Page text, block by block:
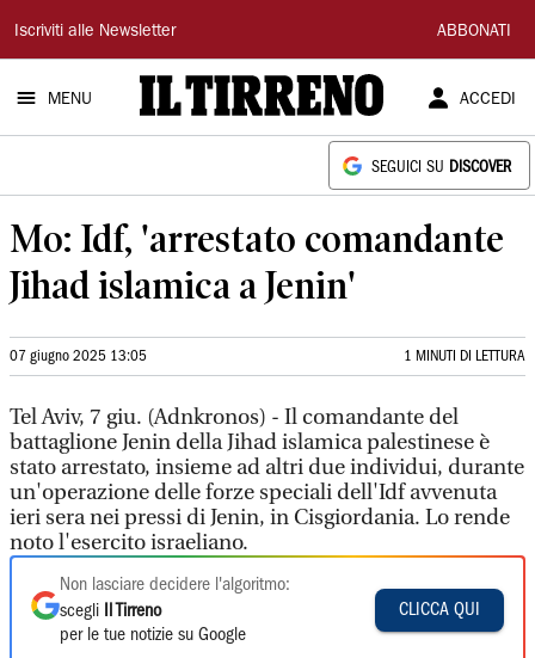
Il
Tirreno
Iscriviti alle Newsletter ABBONATI
MENU ACCEDI
SEGUICI SU DISCOVER
Mo: Idf, 'arrestato comandante
Jihad islamica a Jenin'
07 giugno 2025 13:05 1 MINUTI DI LETTURA
Tel Aviv, 7 giu. (Adnkronos) - Il comandante del
battaglione Jenin della Jihad islamica palestinese è
stato arrestato, insieme ad altri due individui, durante
un'operazione delle forze speciali dell'Idf avvenuta
ieri sera nei pressi di Jenin, in Cisgiordania. Lo rende
noto l'esercito israeliano.
Non lasciare decidere l'algoritmo:
scegli
Il Tirreno
per le tue notizie su Google
CLICCA QUI